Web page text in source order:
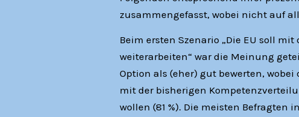
zusammengefasst, wobei nicht auf
Beim ersten Szenario „Die EU soll
weiterarbeiten“ war die Meinung
Option als (eher) gut bewerten,
mit der bisherigen
wollen (81 %). Die meisten Befragten